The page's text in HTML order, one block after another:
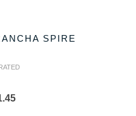
SPIRE